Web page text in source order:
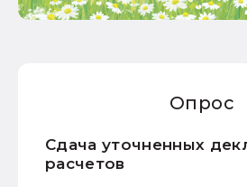
Опрос
Сдача уточненных
расчетов